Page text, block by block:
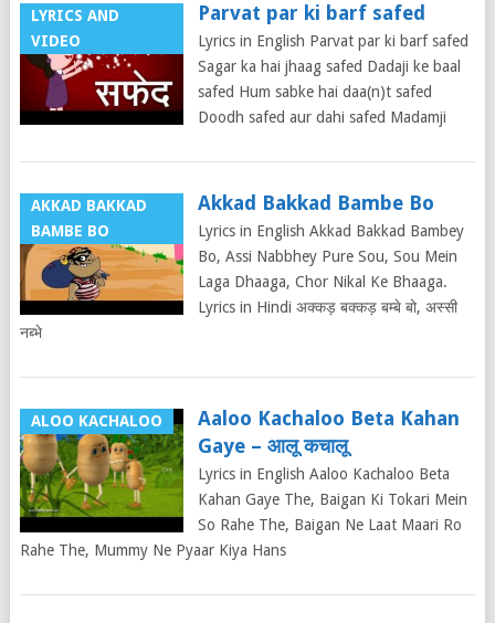
LYRICS AND
VIDEO
Parvat par ki barf safed
Lyrics in English Parvat par ki barf safed
Sagar ka hai jhaag safed Dadaji ke baal
safed Hum sabke hai daa(n)t safed
Doodh safed aur dahi safed Madamji
AKKAD BAKKAD
BAMBE BO
Akkad Bakkad Bambe Bo
Lyrics in English Akkad Bakkad Bambey
Bo, Assi Nabbhey Pure Sou, Sou Mein
Laga Dhaaga, Chor Nikal Ke Bhaaga.
Lyrics in Hindi अक्कड़ बक्कड़ बम्बे बो, अस्सी
नब्भे
ALOO KACHALOO
Aaloo Kachaloo Beta Kahan
Gaye – आलू कचालू
Lyrics in English Aaloo Kachaloo Beta
Kahan Gaye The, Baigan Ki Tokari Mein
So Rahe The, Baigan Ne Laat Maari Ro
Rahe The, Mummy Ne Pyaar Kiya Hans